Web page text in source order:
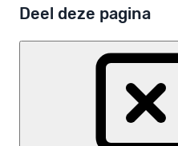
Deel deze pagina